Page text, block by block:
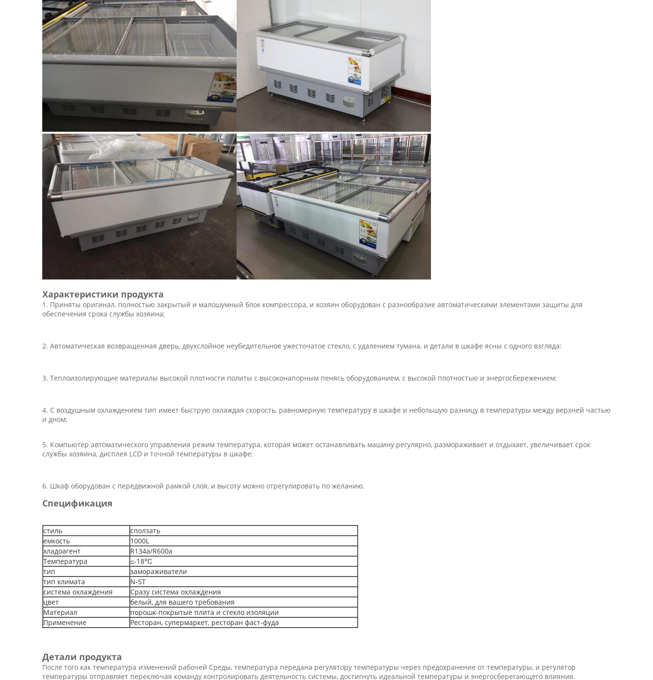
Отправить
Характеристики продукта
1. Приняты оригинал, полностью закрытый и малошумный блок компрессора, и хозяин оборудован с разнообразие автоматическими элементами защиты для
обеспечения срока службы хозяина;
2. Автоматическая возвращенная дверь, двухслойное неубедительное ужесточатое стекло, с удалением тумана, и детали в шкафе ясны с одного взгляда:
3. Теплоизолирующие материалы высокой плотности политы с высоконапорным пенясь оборудованием, с высокой плотностью и энергосбережением;
4. С воздушным охлаждением тип имеет быструю охлаждая скорость, равномерную температуру в шкафе и небольшую разницу в температуры между верхней частью
и дном;
5. Компьютер автоматического управления режим температура, которая может останавливать машину регулярно, размораживает и отдыхает, увеличивает срок
службы хозяина, дисплея LCD и точной температуры в шкафе;
6. Шкаф оборудован с передвижной рамкой слоя, и высоту можно отрегулировать по желанию.
Спецификация
стиль
сползать
емкость
1000L
хладоагент
R134a/R600a
Температура
≤-18℃
тип
замораживатели
тип климата
N-ST
система охлаждения
Сразу система охлаждения
цвет
белый, для вашего требования
Материал
порошк-покрытые плита и стекло изоляции
Применение
Ресторан, супермаркет, ресторан фаст-фуда
Детали продукта
После того как температура изменений рабочей Среды, температура передана регулятору температуры через предохранение от температуры, и регулятор
температуры отправляет переключая команду контролировать деятельность системы, достигнуть идеальной температуры и энергосберегающего влияния.